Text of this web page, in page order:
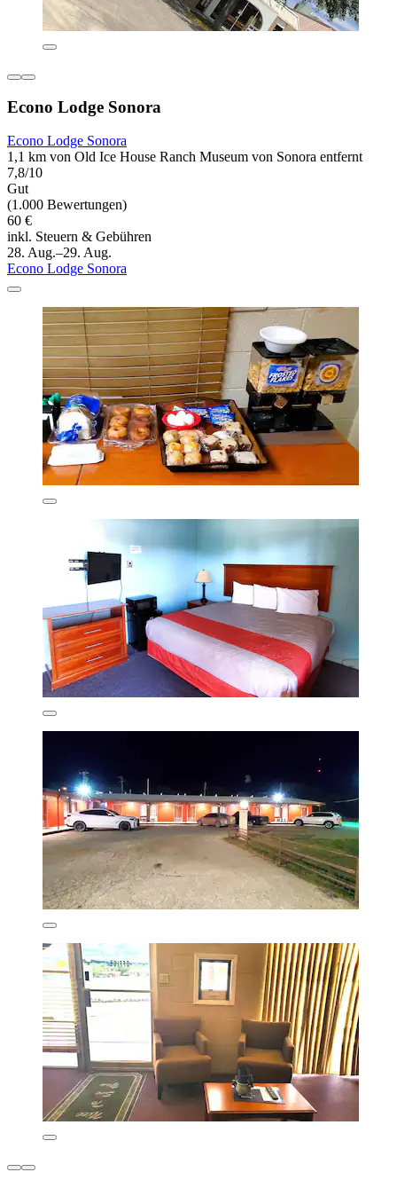
Econo Lodge Sonora
Econo Lodge Sonora
1,1 km von Old Ice House Ranch Museum von Sonora entfernt
7,8/10
Gut
(1.000 Bewertungen)
60 €
inkl. Steuern & Gebühren
28. Aug.–29. Aug.
Econo Lodge Sonora